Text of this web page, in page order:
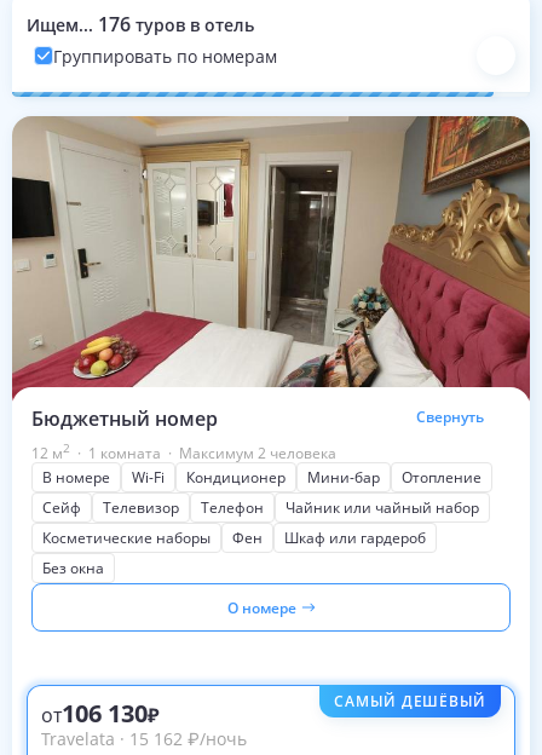
Ищем... 176 туров в отель
Группировать по номерам
Номера с турами на эти даты
Бюджетный номер
Свернуть
12 м2 · 1 комната · Максимум 2 человека
В номере
Wi-Fi Кондиционер Мини-бар
Отопление
Сейф
Телевизор Телефон
Чайник или чайный набор
Косметические наборы
Фен
Шкаф или гардероб
Без окна
О номере
САМЫЙ ДЕШЁВЫЙ
от106 130
Travelata · 15 162 ₽/ночь